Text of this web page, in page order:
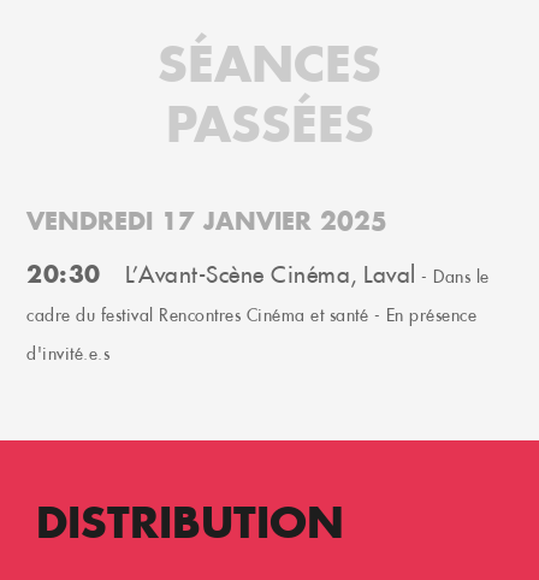
SÉANCES
PASSÉES
VENDREDI 17 JANVIER 2025
20:30 L’Avant-Scène Cinéma, Laval - Dans le
cadre du festival Rencontres Cinéma et santé - En présence
d'invité.e.s
DISTRIBUTION